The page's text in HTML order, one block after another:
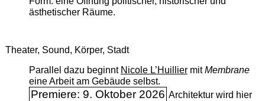
ästhetischer Räume.
Theater, Sound, Körper, Stadt
Parallel dazu beginnt Nicole L’Huilliermit ­Membrane
eine Arbeit am Gebäude selbst.
Premiere: 9. Oktober 2026 Architektur wird hier